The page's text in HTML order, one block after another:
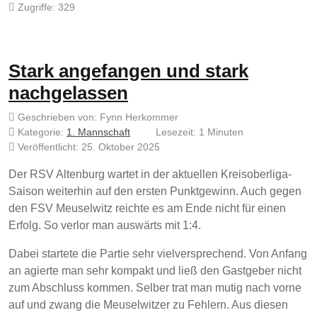
Zugriffe: 329
Stark angefangen und stark
nachgelassen
Geschrieben von: Fynn Herkommer
Kategorie: 1. Mannschaft
Lesezeit: 1 Minuten
Veröffentlicht: 25. Oktober 2025
Der RSV Altenburg wartet in der aktuellen Kreisoberliga-
Saison weiterhin auf den ersten Punktgewinn. Auch gegen
den FSV Meuselwitz reichte es am Ende nicht für einen
Erfolg. So verlor man auswärts mit 1:4.
Dabei startete die Partie sehr vielversprechend. Von Anfang
an agierte man sehr kompakt und ließ den Gastgeber nicht
zum Abschluss kommen. Selber trat man mutig nach vorne
auf und zwang die Meuselwitzer zu Fehlern. Aus diesen